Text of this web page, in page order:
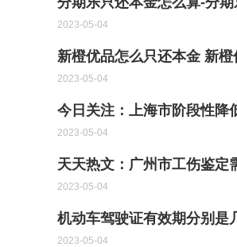
2023-05-04
新橙优品怎么只还本金 新
2023-05-04
今日关注：上海市阶段性降
2023-05-04
天天热文：广州市工伤鉴定
2023-05-04
机动车驾驶证有效期分别是
2023-05-04